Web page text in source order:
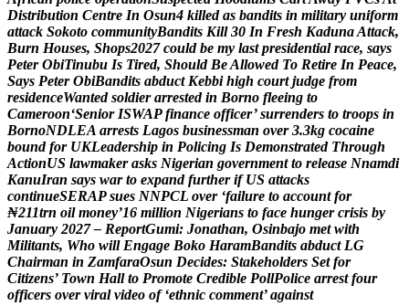
Distribution Centre In Osun4 killed as bandits in military uniform
attack Sokoto communityBandits Kill 30 In Fresh KadunaAttack,
Burn Houses, Shops2027 could be my last presidential race, says
Peter ObiTinubu Is Tired, Should BeAllowed To Retire In Peace,
Says Peter ObiBandits abduct Kebbi high court judge from
residenceWanted soldier arrested in Borno fleeing to
Cameroon‘Senior ISWAP finance officer’ surrenders to troops in
BornoNDLEA arrests Lagos businessman over 3.3kg cocaine
bound for UKLeadership in Policing Is Demonstrated Through
ActionUS lawmaker asks Nigerian government to release Nnamdi
KanuIran says war to expand further if US attacks
continueSERAP sues NNPCL over ‘failure to account for
₦211trn oil money’16 million Nigerians to face hunger crisis by
January 2027 – ReportGumi: Jonathan, Osinbajo met with
Militants, Who will Engage Boko HaramBandits abduct LG
Chairman in ZamfaraOsun Decides: Stakeholders Set for
Citizens’ Town Hall to Promote Credible PollPolice arrest four
officers over viral video of ‘ethnic comment’ against